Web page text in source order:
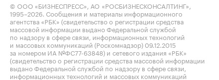
© ООО «БИЗНЕСПРЕСС», АО «РОСБИЗНЕСКОНСАЛТИНГ»,
1995–2026. Сообщения и материалы информационного
агентства «РБК» (свидетельство о регистрации средства
массовой информации выдано Федеральной службой
по надзору в сфере связи, информационных технологий
и массовых коммуникаций (Роскомнадзор) 09.12.2015
за номером ИА №ФС77-63848) и сетевого издания «РБК»
(свидетельство о регистрации средства массовой информации
выдано Федеральной службой по надзору в сфере связи,
информационных технологий и массовых коммуникаций